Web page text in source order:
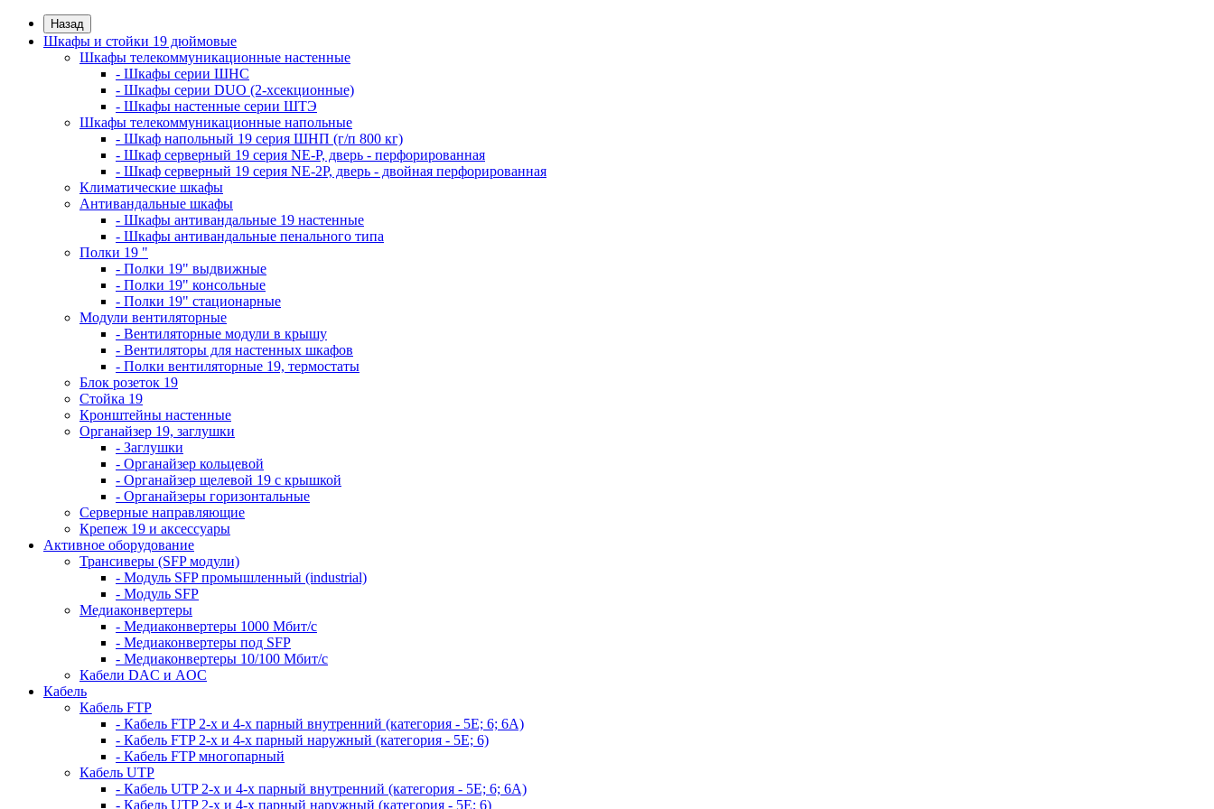
Назад
Шкафы и стойки 19 дюймовые
Шкафы телекоммуникационные настенные
- Шкафы серии ШНС
- Шкафы серии DUO (2-хсекционные)
- Шкафы настенные серии ШТЭ
Шкафы телекоммуникационные напольные
- Шкаф напольный 19 серия ШНП (г/п 800 кг)
- Шкаф серверный 19 серия NE-P, дверь - перфорированная
- Шкаф серверный 19 серия NE-2P, дверь - двойная перфорированная
Климатические шкафы
Антивандальные шкафы
- Шкафы антивандальные 19 настенные
- Шкафы антивандальные пенального типа
Полки 19 "
- Полки 19" выдвижные
- Полки 19" консольные
- Полки 19" стационарные
Модули вентиляторные
- Вентиляторные модули в крышу
- Вентиляторы для настенных шкафов
- Полки вентиляторные 19, термостаты
Блок розеток 19
Стойка 19
Кронштейны настенные
Органайзер 19, заглушки
- Заглушки
- Органайзер кольцевой
- Органайзер щелевой 19 с крышкой
- Органайзеры горизонтальные
Серверные направляющие
Крепеж 19 и аксессуары
Активное оборудование
Трансиверы (SFP модули)
- Модуль SFP промышленный (industrial)
- Модуль SFP
Медиаконвертеры
- Медиаконвертеры 1000 Мбит/с
- Медиаконвертеры под SFP
- Медиаконвертеры 10/100 Мбит/с
Кабели DAC и AOC
Кабель
Кабель FTP
- Кабель FTP 2-х и 4-х парный внутренний (категория - 5Е; 6; 6А)
- Кабель FTP 2-х и 4-х парный наружный (категория - 5Е; 6)
- Кабель FTP многопарный
Кабель UTP
- Кабель UTP 2-х и 4-х парный внутренний (категория - 5Е; 6; 6А)
- Кабель UTP 2-х и 4-х парный наружный (категория - 5Е; 6)